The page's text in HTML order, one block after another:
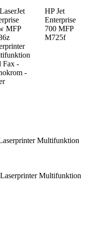
MFP
Fax -
-
HP Jet
Enterprise
700 MFP
M725f
Multifunktion
Multifunktion